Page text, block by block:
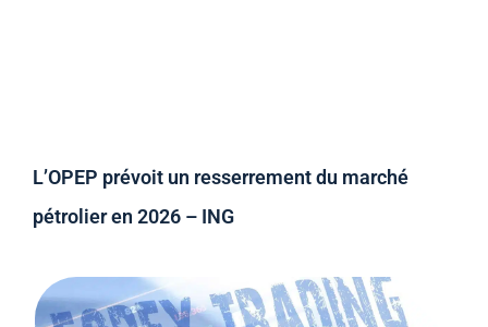
L’OPEP prévoit un resserrement du marché
pétrolier en 2026 – ING